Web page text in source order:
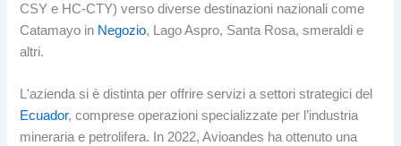
CSY e HC-CTY) verso diverse destinazioni nazionali come
Catamayo in Negozio, Lago Aspro, Santa Rosa, smeraldi e
altri.
L'azienda si è distinta per offrire servizi a settori strategici del
Ecuador, comprese operazioni specializzate per l’industria
mineraria e petrolifera. In 2022, Avioandes ha ottenuto una